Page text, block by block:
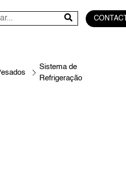
Sistema de
Refrigeração